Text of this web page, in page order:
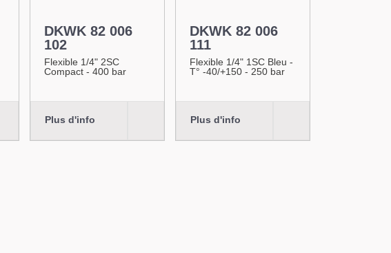
DKWK 82 006
102
Flexible 1/4" 2SC
Compact - 400 bar
Plus d'info
DKWK 82 006
111
Flexible 1/4" 1SC Bleu -
T° -40/+150 - 250 bar
Plus d'info